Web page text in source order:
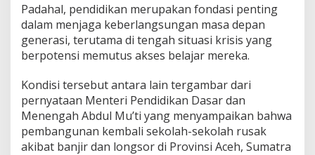
Padahal, pendidikan merupakan fondasi penting
dalam menjaga keberlangsungan masa depan
generasi, terutama di tengah situasi krisis yang
berpotensi memutus akses belajar mereka.
Kondisi tersebut antara lain tergambar dari
pernyataan Menteri Pendidikan Dasar dan
Menengah Abdul Mu’ti yang menyampaikan bahwa
pembangunan kembali sekolah-sekolah rusak
akibat banjir dan longsor di Provinsi Aceh, Sumatra